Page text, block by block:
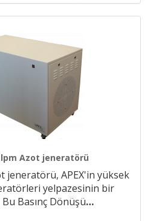
lpm Azot jeneratörü
jeneratörü, APEX'in yüksek
yelpazesinin bir
Bu Basınç Dönüşü…